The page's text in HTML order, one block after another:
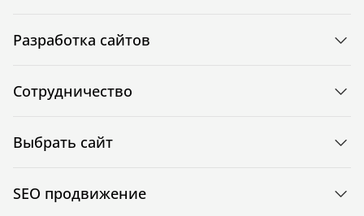
Разработка сайтов
Сотрудничество
Выбрать сайт
SEO продвижение